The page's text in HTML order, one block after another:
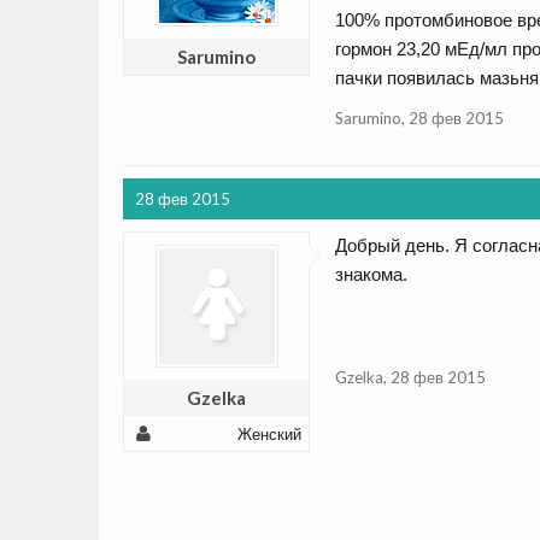
Sarumino
100% протомбиновое
гормон 23,20 мЕд/мл
пачки появилась
Sarumino, 28 фев 2015
28 фев 2015
Gzelka
Женский
Добрый день. Я
знакома.
Gzelka, 28 фев 2015